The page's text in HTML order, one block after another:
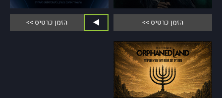
20/10/2026
21:00
הזמן כרטיס
הזמן כרטיס >>
21/11/2026
20:00
הזמן כרטיס >>